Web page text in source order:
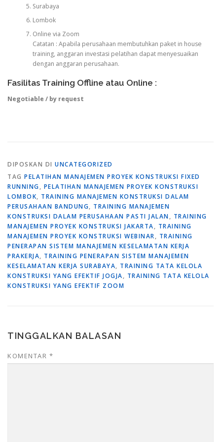
Surabaya
Lombok
Online via Zoom
Catatan : Apabila perusahaan membutuhkan paket in house
training, anggaran investasi pelatihan dapat menyesuaikan
dengan anggaran perusahaan.
Fasilitas Training Offline atau Online :
Negotiable / by request
DIPOSKAN DI UNCATEGORIZED
TAG PELATIHAN MANAJEMEN PROYEK KONSTRUKSI FIXED
RUNNING, PELATIHAN MANAJEMEN PROYEK KONSTRUKSI
LOMBOK, TRAINING MANAJEMEN KONSTRUKSI DALAM
PERUSAHAAN BANDUNG, TRAINING MANAJEMEN
KONSTRUKSI DALAM PERUSAHAAN PASTI JALAN, TRAINING
MANAJEMEN PROYEK KONSTRUKSI JAKARTA, TRAINING
MANAJEMEN PROYEK KONSTRUKSI WEBINAR, TRAINING
PENERAPAN SISTEM MANAJEMEN KESELAMATAN KERJA
PRAKERJA, TRAINING PENERAPAN SISTEM MANAJEMEN
KESELAMATAN KERJA SURABAYA, TRAINING TATA KELOLA
KONSTRUKSI YANG EFEKTIF JOGJA, TRAINING TATA KELOLA
KONSTRUKSI YANG EFEKTIF ZOOM
TINGGALKAN BALASAN
KOMENTAR *